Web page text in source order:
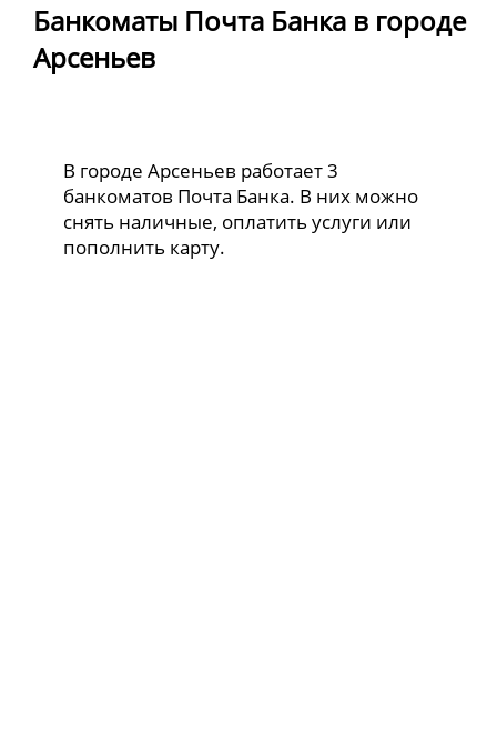
Банкоматы Почта Банка в городе
Арсеньев
В городе Арсеньев работает 3
банкоматов Почта Банка. В них можно
снять наличные, оплатить услуги или
пополнить карту.